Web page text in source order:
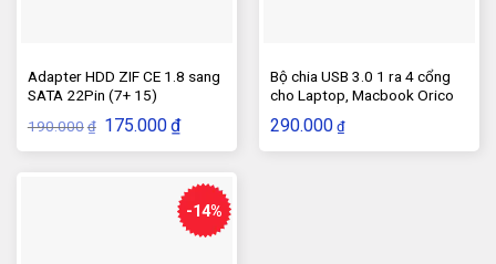
Adapter HDD ZIF CE 1.8 sang
SATA 22Pin (7+ 15)
190.000 ₫ Giá
gốc
là:
175.000₫Giá
hiện
tại
175.000₫.
Bộ chia USB 3.0 1 ra 4 cổng
cho Laptop, Macbook Orico
290.000 ₫
-14%